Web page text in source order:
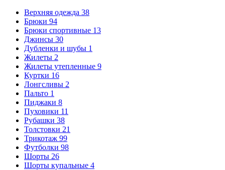
Верхняя одежда 38
Брюки 94
Брюки спортивные 13
Джинсы 30
Дубленки и шубы 1
Жилеты 2
Жилеты утепленные 9
Куртки 16
Лонгсливы 2
Пальто 1
Пиджаки 8
Пуховики 11
Рубашки 38
Толстовки 21
Трикотаж 99
Футболки 98
Шорты 26
Шорты купальные 4